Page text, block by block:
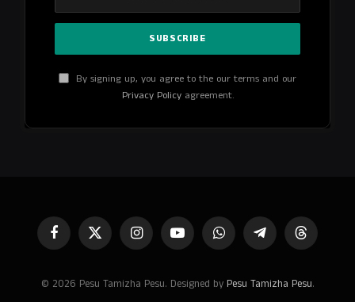
By signing up, you agree to the our terms and our
Privacy Policyagreement.
FacebookX
(Twitter)
InstagramYouTube WhatsAppTelegramThreads
© 2026 Pesu Tamizha Pesu. Designed by Pesu Tamizha Pesu.